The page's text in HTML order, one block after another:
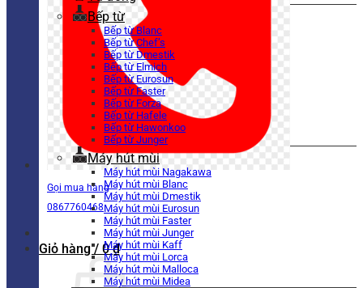
Gọi mua hàng
0867760468
Giỏ hàng / 0₫
Bếp từ
Bếp từ Blanc
Bếp từ Chef’s
Bếp từ Dmestik
Bếp từ Elmich
Bếp từ Eurosun
Bếp từ Faster
Bếp từ Forza
Bếp từ Hafele
Bếp từ Hawonkoo
Bếp từ Junger
Máy hút mùi
Máy hút mùi Nagakawa
Máy hút mùi Blanc
Máy hút mùi Dmestik
Máy hút mùi Eurosun
Máy hút mùi Faster
Máy hút mùi Junger
Máy hút mùi Kaff
Máy hút mùi Lorca
Máy hút mùi Malloca
Máy hút mùi Midea